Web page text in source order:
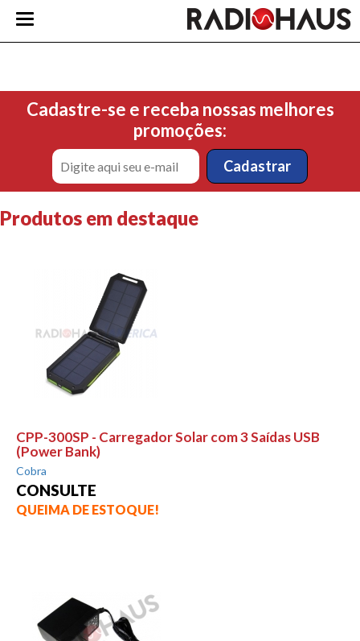
Cadastre-se e receba nossas melhores
promoções:
Produtos em destaque
CPP-300SP - Carregador Solar com 3 Saídas USB
(Power Bank)
Cobra
CONSULTE
QUEIMA DE ESTOQUE!